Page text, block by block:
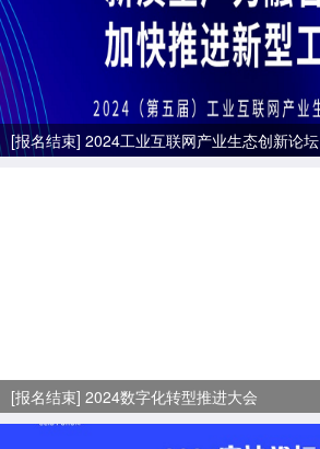
[报名结束] 2024工业互联网产业生态创新论坛
[报名结束] 2024数字化转型推进大会